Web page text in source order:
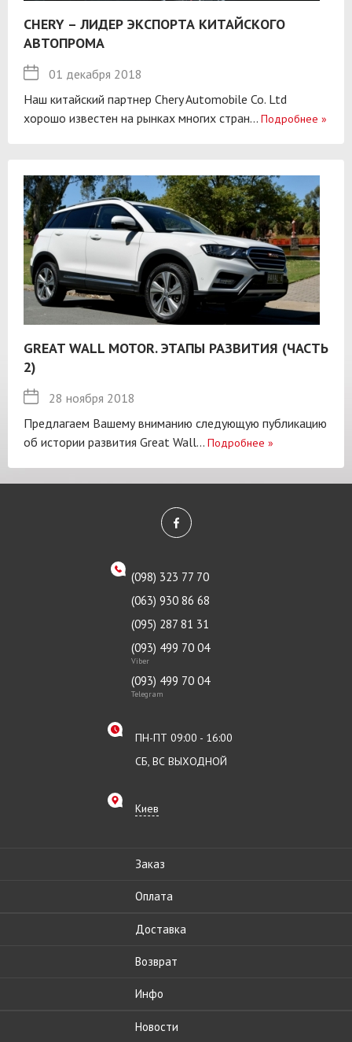
CHERY – ЛИДЕР ЭКСПОРТА КИТАЙСКОГО
АВТОПРОМА
01 декабря 2018
Наш китайский партнер Chery Automobile Co. Ltd
хорошо известен на рынках многих стран... Подробнее »
GREAT WALL MOTOR. ЭТАПЫ РАЗВИТИЯ (ЧАСТЬ
2)
28 ноября 2018
Предлагаем Вашему вниманию следующую публикацию
об истории развития Great Wall... Подробнее »
(098) 323 77 70
(063) 930 86 68
(095) 287 81 31
(093) 499 70 04
Viber
(093) 499 70 04
Telegram
ПН-ПТ 09:00 - 16:00
СБ, ВС ВЫХОДНОЙ
Киев
Заказ
Оплата
Доставка
Возврат
Инфо
Новости